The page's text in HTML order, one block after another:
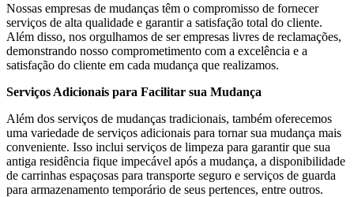
Nossas empresas de mudanças têm o compromisso de fornecer
serviços de alta qualidade e garantir a satisfação total do cliente.
Além disso, nos orgulhamos de ser empresas livres de reclamações,
demonstrando nosso comprometimento com a excelência e a
satisfação do cliente em cada mudança que realizamos.
Serviços Adicionais para Facilitar sua Mudança
Além dos serviços de mudanças tradicionais, também oferecemos
uma variedade de serviços adicionais para tornar sua mudança mais
conveniente. Isso inclui serviços de limpeza para garantir que sua
antiga residência fique impecável após a mudança, a disponibilidade
de carrinhas espaçosas para transporte seguro e serviços de guarda
para armazenamento temporário de seus pertences, entre outros.